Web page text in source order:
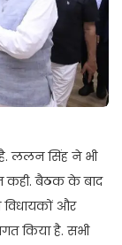
है. ललन सिंह ने भी
कही. बैठक के बाद
विधायकों और
किया है. सभी